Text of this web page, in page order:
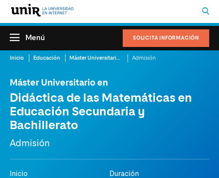
SOLICITA INFORMACIÓN
Menú
Inicio Educación Máster Universitario en Didáctica de las Matemáticas en Educación Secundaria y Bachillerato Admisión
Máster Universitario en
Didáctica de las Matemáticas en
Educación Secundaria y
Bachillerato
Admisión
Inicio
Duración